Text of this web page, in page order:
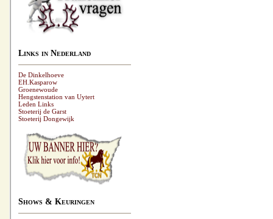
Links in Nederland
De Dinkelhoeve
EH.Kasparow
Groenewoude
Hengstenstation van Uytert
Leden Links
Stoeterij de Garst
Stoeterij Dongewijk
Shows & Keuringen